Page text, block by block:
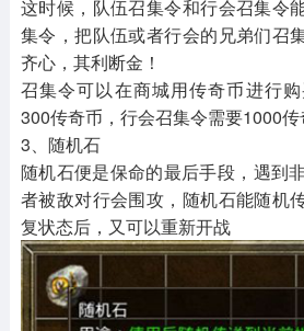
这时候，队伍召集令和行会召集令
集令，把队伍或者行会的兄弟们召
齐心，其利断金！
召集令可以在商城用传奇币进行
300传奇币，行会召集令需要1000传
3、随机石
随机石便是保命的最后手段，遇到
者被敌对行会围攻，随机石能随机
复状态后，又可以重新开战